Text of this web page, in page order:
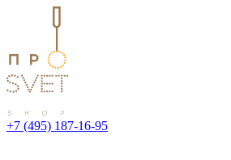
+7 (495) 187-16-95